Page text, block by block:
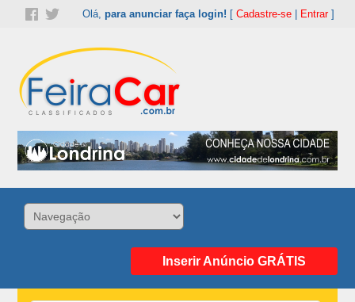
Olá, para anunciar faça login! [ Cadastre-se| Entrar]
Inserir Anúncio GRÁTIS